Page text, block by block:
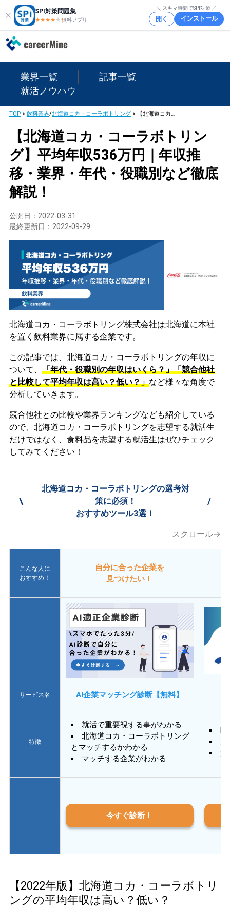
SPI対策問題集
★★★★ ★★
無料アプリ
＼ スキマ時間でSPI対策 ／
開く インストール
業界一覧
記事一覧
就活ノウハウ
TOP> 飲料業界/北海道コカ・コーラボトリング> 【北海道コカ・コーラボトリング】平均年収536万円｜年収推移・業界・年代・役職別など徹底解説！
【北海道コカ・コーラボトリン
グ】平均年収536万円｜年収推
移・業界・年代・役職別など徹底
解説！
公開日： 2022-03-31
最終更新日： 2022-09-29
北海道コカ・コーラボトリング株式会社は北海道に本社
を置く飲料業界に属する企業です。
この記事では、北海道コカ・コーラボトリングの年収に
ついて、 「年代・役職別の年収はいくら？」「競合他社
と比較して平均年収は高い？低い？」など様々な角度で
分析していきます。
競合他社との比較や業界ランキングなども紹介している
ので、北海道コカ・コーラボトリングを志望する就活生
だけではなく、食料品を志望する就活生はぜひチェック
してみてください！
\
北海道コカ・コーラボトリングの選考対
策に必須！
おすすめツール3選！
/
スクロール→
こんな人に
おすすめ！
自分に合った企業を
見つけたい！
サービス名 AI企業マッチング診断【無料】
特徴
就活で重要視する事がわかる
北海道コカ・コーラボトリング
とマッチするかわかる
マッチする企業がわかる
質
今すぐ診断！
【2022年版】北海道コカ・コーラボトリ
ングの平均年収は高い？低い？